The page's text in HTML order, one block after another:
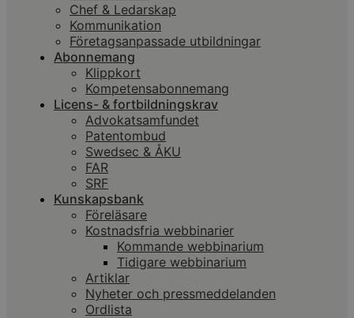
Chef & Ledarskap
Kommunikation
Företagsanpassade utbildningar
Abonnemang
Klippkort
Kompetensabonnemang
Licens- & fortbildningskrav
Advokatsamfundet
Patentombud
Swedsec & ÅKU
FAR
SRF
Kunskapsbank
Föreläsare
Kostnadsfria webbinarier
Kommande webbinarium
Tidigare webbinarium
Artiklar
Nyheter och pressmeddelanden
Ordlista